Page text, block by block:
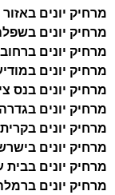
מרחיק יונים
מרחיק יונים
מרחיק יונים
מרחיק יונים
מרחיק יונים בנס
מרחיק יונים
מרחיק יונים
מרחיק יונים
מרחיק יונים
מרחיק יונים